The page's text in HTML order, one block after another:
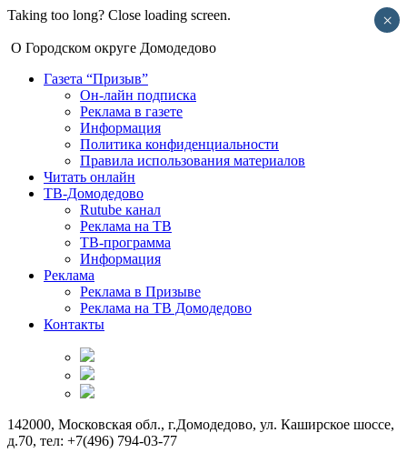
Taking too long? Close loading screen.
О Городском округе Домодедово
Газета “Призыв”
Он-лайн подписка
Реклама в газете
Информация
Политика конфиденциальности
Правила использования материалов
Читать онлайн
ТВ-Домодедово
Rutube канал
Реклама на ТВ
ТВ-программа
Информация
Реклама
Реклама в Призыве
Реклама на ТВ Домодедово
Контакты
142000, Московская обл., г.Домодедово, ул. Каширское шоссе,
д.70, тел: +7(496) 794-03-77
×